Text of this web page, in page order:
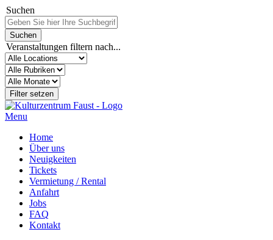
Suchen
Veranstaltungen filtern nach...
Menu
Home
Über uns
Neuigkeiten
Tickets
Vermietung / Rental
Anfahrt
Jobs
FAQ
Kontakt